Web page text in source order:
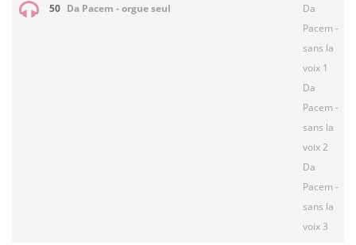
50 Da Pacem - orgue seul
Da
Pacem -
sans la
voix 1
Da
Pacem -
sans la
voix 2
Da
Pacem -
sans la
voix 3